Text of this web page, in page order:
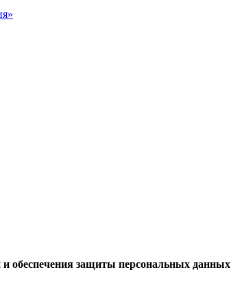
защиты персональных данных